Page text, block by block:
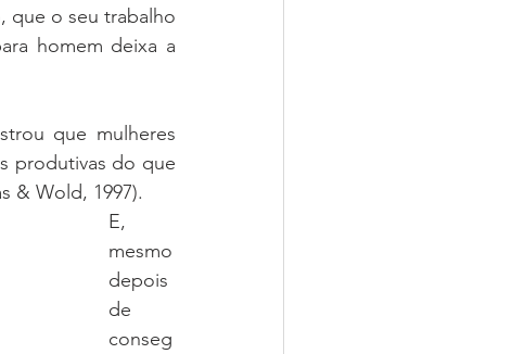
que o seu trabalho
homem deixa a
que mulheres
produtivas do que
& Wold, 1997).
E,
mesmo
depois
de
conseg